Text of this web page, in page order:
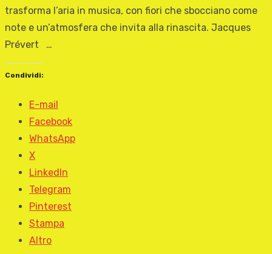
trasforma l’aria in musica, con fiori che sbocciano come
note e un’atmosfera che invita alla rinascita. Jacques
Prévert …
Condividi:
E-mail
Facebook
WhatsApp
X
LinkedIn
Telegram
Pinterest
Stampa
Altro